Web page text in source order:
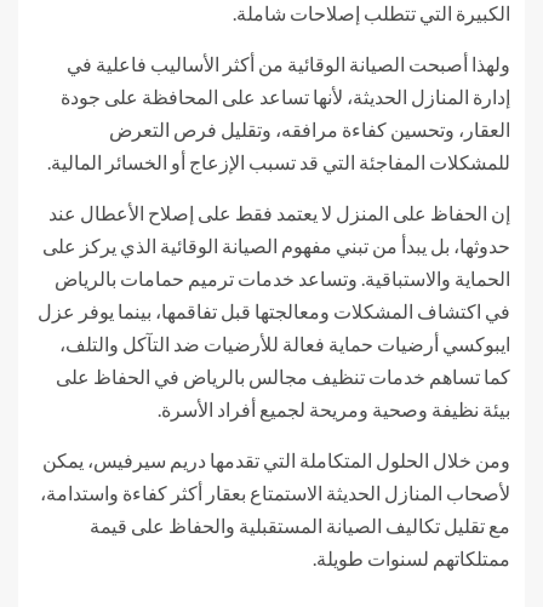
الكبيرة التي تتطلب إصلاحات شاملة.
ولهذا أصبحت الصيانة الوقائية من أكثر الأساليب فاعلية في
إدارة المنازل الحديثة، لأنها تساعد على المحافظة على جودة
العقار، وتحسين كفاءة مرافقه، وتقليل فرص التعرض
للمشكلات المفاجئة التي قد تسبب الإزعاج أو الخسائر المالية.
إن الحفاظ على المنزل لا يعتمد فقط على إصلاح الأعطال عند
حدوثها، بل يبدأ من تبني مفهوم الصيانة الوقائية الذي يركز على
الحماية والاستباقية. وتساعد خدمات ترميم حمامات بالرياض
في اكتشاف المشكلات ومعالجتها قبل تفاقمها، بينما يوفر عزل
ايبوكسي أرضيات حماية فعالة للأرضيات ضد التآكل والتلف،
كما تساهم خدمات تنظيف مجالس بالرياض في الحفاظ على
بيئة نظيفة وصحية ومريحة لجميع أفراد الأسرة.
ومن خلال الحلول المتكاملة التي تقدمها دريم سيرفيس، يمكن
لأصحاب المنازل الحديثة الاستمتاع بعقار أكثر كفاءة واستدامة،
مع تقليل تكاليف الصيانة المستقبلية والحفاظ على قيمة
ممتلكاتهم لسنوات طويلة.